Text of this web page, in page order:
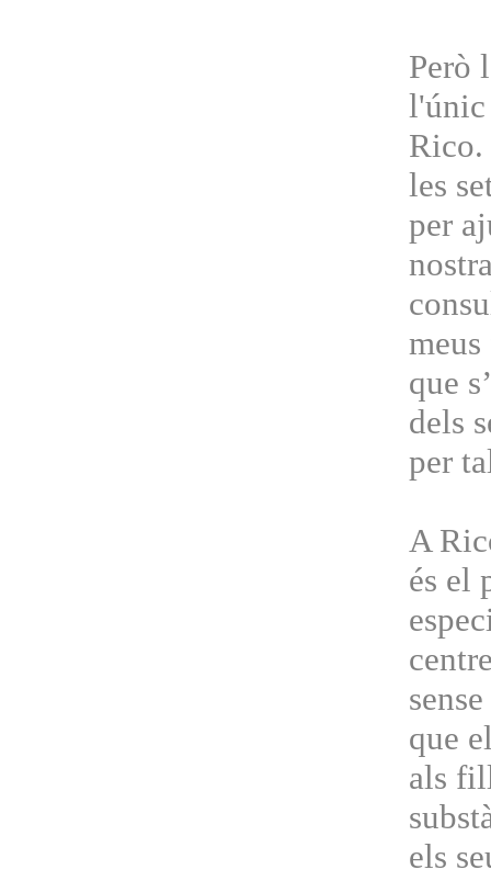
Però
l'únic
Rico.
les
per
que
dels
per
A
és el
que
als
els